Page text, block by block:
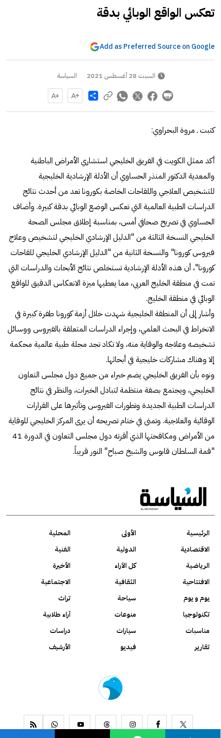
تعكس الواقع الوبائي بدقة
Add as Preferred Source on Google
السبت 28 أغسطس 2021 السياسة
Share
كتبت ـ مروة البحراوي:
أكد ممثل الكويت في الفريق الخليجي استشاري الأمراض الباطنية
والمعدية الدكتور المنذر الحساوي أن الأدلة الإرشادية الخليجية
للتشخيص العلاجي واللقاحات الخاصة بكورونا تعد من أحدث نتائج
الدراسات الطبية العالمية التي تعكس الوضع الوبائي بدقة كبيرة. وأضاف
الحساوي في تصريح صحافي أمس، بمناسبة إطلاق مجلس الصحة
الخليجي النسخة الثالثة من "الدليل الإرشادي الخليجي لتشخيص وعلاج
فيروس كورونا" والنسخة الثانية من "الدليل الإرشادي الخليجي للقاحات
كورونا"، أن هذه الأدلة الإرشادية تستخلص نتائج الأبحاث والدراسات التي
تمت في منطقة الخليج العربي، مما يعطيها ميزة الانعكاس الدقيق للواقع
الوبائي في منطقة الخليج.
وأشار إلى أن المنطقة الخليجية شهدت خلال أزمة كورونا طفرة كبيرة في
الانخراط في البحث العلمي، وإجراء الدراسات المتعلقة بالفيروس ووسائل
تشخيصه وعلاجه والوقاية منه، ولا تكاد تجد مجلة طبية عالمية محكمة
إلا وهناك مشاركات خليجية في أبحاثها.
ونوه بأن الفريق الخليجي يضم خبراء من جميع دول مجلس التعاون
الخليجي، ويجتمع بصفة منتظمة لتبادل الخبرات، والنظر في نتائج
الدراسات الطبية الجديدة وتطورات الفيروس وتأثيرها على القرارات
الوقائية والعلاجية. وتمنى في ختام تصريحه أن يرى المركز الخليجي للوقاية
من الأمراض ومكافحتها الذي أقرته دول مجلس التعاون في الدورة 41
"قمة السلطان قابوس والشيخ صباح" النور قريباً.
الرئيسية الأولى
المحلية
الاقتصادية
الدولية
الفنية
الرياضية
كل الآراء
الأخيرة
الافتتاحية
الثقافية
الاجتماعية
يوم و يوم
سياحة
تراث
تكنولوجيا
منوعات
آراء طلابية
مناسبات
سيارات
دراسات
تقارير
فيديو الأرشيف